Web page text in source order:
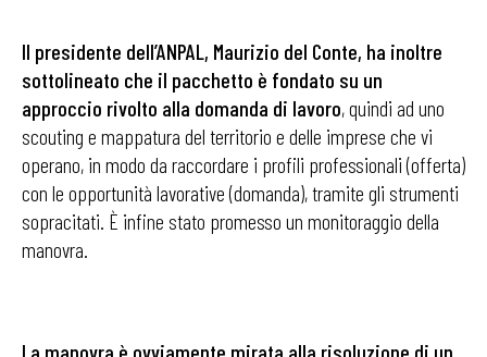
Il presidente dell’ANPAL, Maurizio del Conte, ha inoltre
sottolineato che il pacchetto è fondato su un
approccio rivolto alla domanda di lavoro, quindi ad uno
scouting e mappatura del territorio e delle imprese che vi
operano, in modo da raccordare i profili professionali (offerta)
con le opportunità lavorative (domanda), tramite gli strumenti
sopracitati. È infine stato promesso un monitoraggio della
manovra.
La manovra è ovviamente mirata alla risoluzione di un